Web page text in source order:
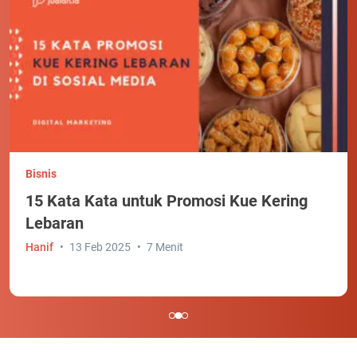
Bisnis
15 Kata Kata untuk Promosi Kue Kering
Lebaran
Hanif 13 Feb 2025 7 Menit